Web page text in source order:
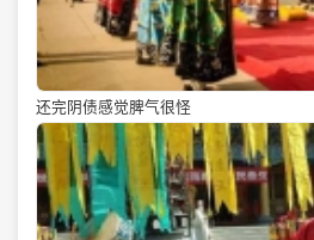
还完阴债感觉脾气很怪